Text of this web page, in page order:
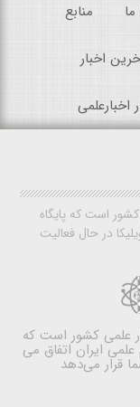
منابع
اخبار
اخبارعلمی
است که پایگاه
در حال فعالیت
علمی کشور است که
ایران اتفاق می
قرار می‌دهد